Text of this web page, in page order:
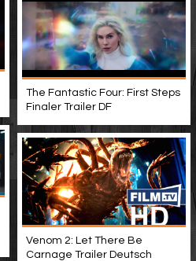
The Fantastic Four: First Steps
Finaler Trailer DF
Venom 2: Let There Be
Carnage Trailer Deutsch